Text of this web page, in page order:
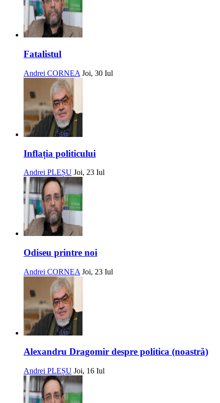
Fatalistul
Andrei CORNEA Joi, 30 Iul
Inflația politicului
Andrei PLEȘU Joi, 23 Iul
Odiseu printre noi
Andrei CORNEA Joi, 23 Iul
Alexandru Dragomir despre politica (noastră)
Andrei PLEȘU Joi, 16 Iul